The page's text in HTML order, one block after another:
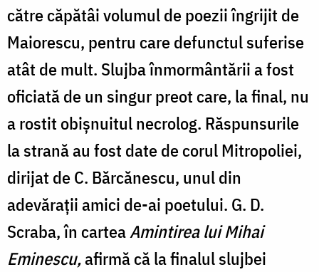
către căpătâi volumul de poezii îngrijit de
Maiorescu, pentru care defunctul suferise
atât de mult. Slujba înmormântării a fost
oficiată de un singur preot care, la final, nu
a rostit obişnuitul necrolog. Răspunsurile
la strană au fost date de corul Mitropoliei,
dirijat de C. Bărcănescu, unul din
adevărații amici de-ai poetului. G. D.
Scraba, în carteaAmintirea lui Mihai
Eminescu,afirmă că la finalul slujbei